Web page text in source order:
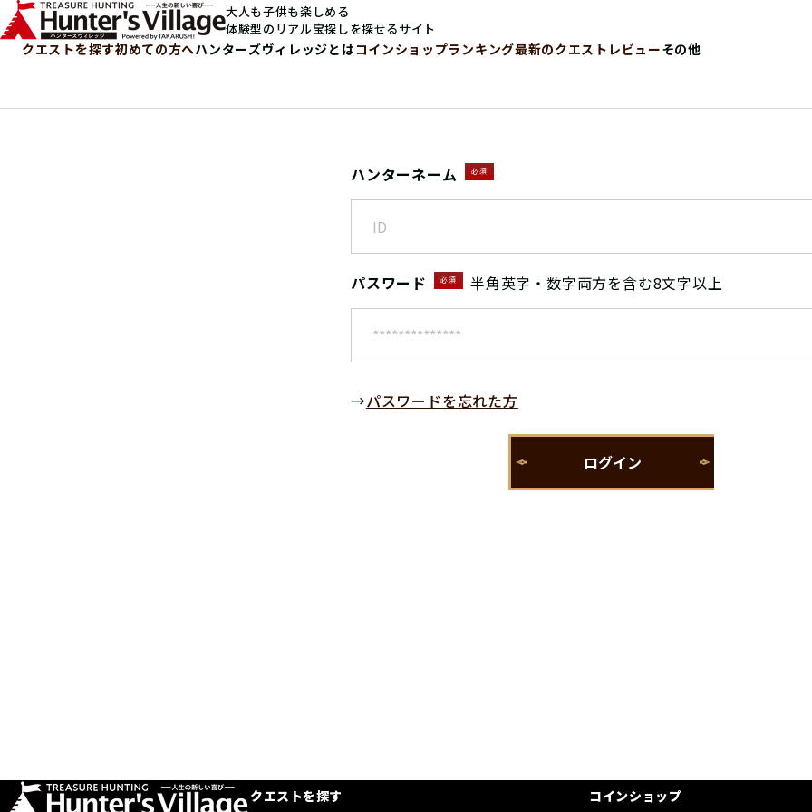
大人も子供も楽しめる
体験型のリアル宝探しを探せるサイト
クエストを探す初めての方へハンターズヴィレッジとはコインショップランキング最新のクエストレビューその他
ハンターネーム 必須
パスワード 必須 半角英字・数字両方を含む8文字以上
→パスワードを忘れた方
クエストを探す コインショップ